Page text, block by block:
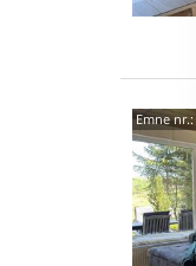
Emne nr.: